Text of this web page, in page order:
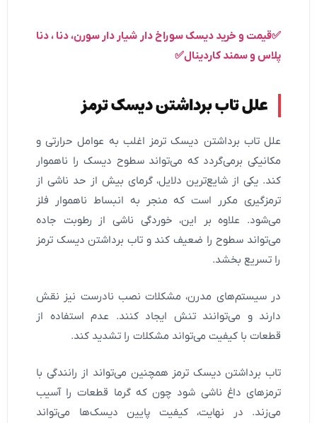
✅قیمت و خرید دیسک سوراخ دار شیار دار سورن، دنا ، دنا
پلاس و سمند کاردینال✅
علل تاب برداشتن دیسک ترمز
علل تاب برداشتن دیسک ترمز اغلب به عوامل حرارتی و
مکانیکی برمی‌گردد که می‌تواند سطوح دیسک را ناهموار
کند. یکی از شایع‌ترین دلایل، گرمای بیش از حد ناشی از
ترمزگیری مکرر است که منجر به انبساط ناهموار فلز
می‌شود. علاوه بر این، خوردگی ناشی از رطوبت جاده
می‌تواند سطوح را ضعیف کند و تاب برداشتن دیسک ترمز
را تسریع بخشد.
در سیستم‌های مدرن، مشکلات نصب نادرست نیز نقش
دارند و می‌توانند تنش ایجاد کنند. عدم استفاده از
قطعات با کیفیت می‌تواند مشکلات را تشدید کند.
تاب برداشتن دیسک ترمز همچنین می‌تواند از رانندگی با
ترمزهای داغ ناشی شود چون که گرما قطعات را آسیب
می‌زند. در نهایت، کیفیت پایین دیسک‌ها می‌تواند